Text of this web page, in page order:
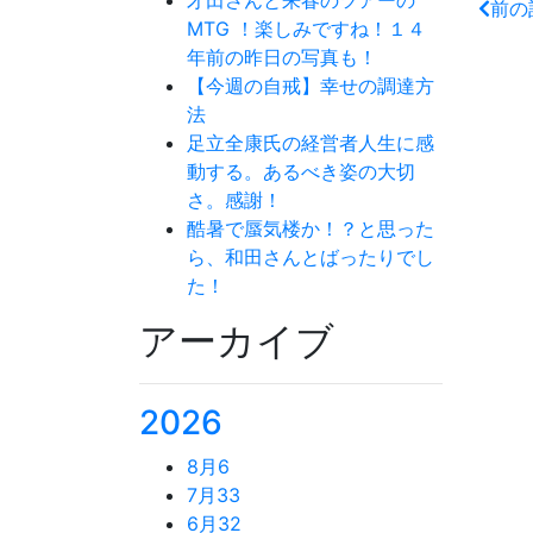
前の
MTG ！楽しみですね！１４
年前の昨日の写真も！
【今週の自戒】幸せの調達方
法
足立全康氏の経営者人生に感
動する。あるべき姿の大切
さ。感謝！
酷暑で蜃気楼か！？と思った
ら、和田さんとばったりでし
た！
アーカイブ
2026
8月 6
7月 33
6月 32